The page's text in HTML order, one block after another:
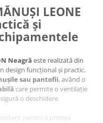
LEONE
și
Neagră este realizată din
design funcțional și practic.
sau pantofii, având o
care permite o ventilație
o deschidere
pentru a proteja